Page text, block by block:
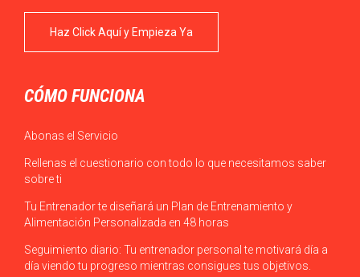
Haz Click Aquí y Empieza Ya
CÓMO FUNCIONA
Abonas el Servicio
Rellenas el cuestionario con todo lo que necesitamos saber
sobre ti
Tu Entrenador te diseñará un Plan de Entrenamiento y
Alimentación Personalizada en 48 horas
Seguimiento diario: Tu entrenador personal te motivará día a
día viendo tu progreso mientras consigues tus objetivos.